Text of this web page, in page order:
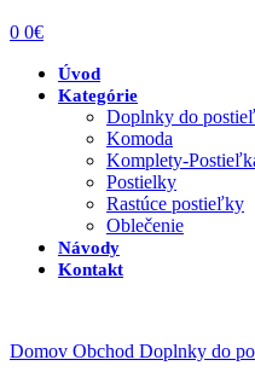
0 0€
Úvod
Kategórie
Doplnky do
Komoda
Komplety-
Postielky
Rastúce postieľky
Oblečenie
Návody
Kontakt
Domov Obchod Doplnky do